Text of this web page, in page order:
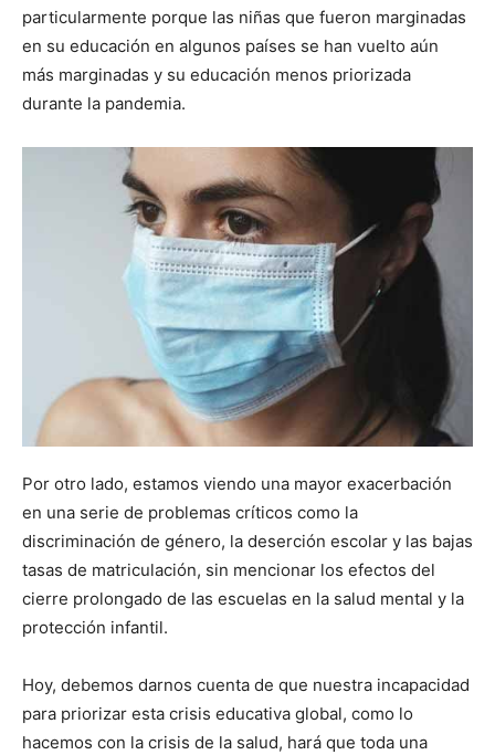
particularmente porque las niñas que fueron marginadas
en su educación en algunos países se han vuelto aún
más marginadas y su educación menos priorizada
durante la pandemia.
Por otro lado, estamos viendo una mayor exacerbación
en una serie de problemas críticos como la
discriminación de género, la deserción escolar y las bajas
tasas de matriculación, sin mencionar los efectos del
cierre prolongado de las escuelas en la salud mental y la
protección infantil.
Hoy, debemos darnos cuenta de que nuestra incapacidad
para priorizar esta crisis educativa global, como lo
hacemos con la crisis de la salud, hará que toda una